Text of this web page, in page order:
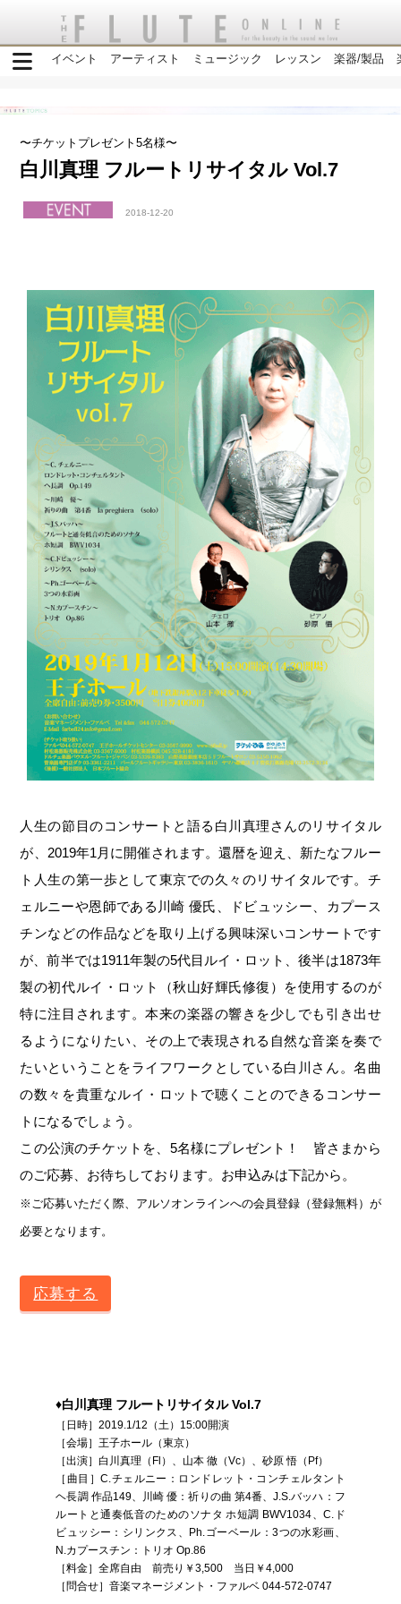
イベント アーティスト ミュージック レッスン 楽器/製品
〜チケットプレゼント5名様〜
白川真理 フルートリサイタル Vol.7
2018-12-20
人生の節目のコンサートと語る白川真理さんのリサイタル
が、2019年1月に開催されます。還暦を迎え、新たなフルー
ト人生の第一歩として東京での久々のリサイタルです。チ
ェルニーや恩師である川崎 優氏、ドビュッシー、カプース
チンなどの作品などを取り上げる興味深いコンサートです
が、前半では1911年製の5代目ルイ・ロット、後半は1873年
製の初代ルイ・ロット（秋山好輝氏修復）を使用するのが
特に注目されます。本来の楽器の響きを少しでも引き出せ
るようになりたい、その上で表現される自然な音楽を奏で
たいということをライフワークとしている白川さん。名曲
の数々を貴重なルイ・ロットで聴くことのできるコンサー
トになるでしょう。
この公演のチケットを、5名様にプレゼント！ 皆さまから
のご応募、お待ちしております。お申込みは下記から。
※ご応募いただく際、アルソオンラインへの会員登録（登録無料）が
必要となります。
応募する
♦白川真理 フルートリサイタル Vol.7
［日時］2019.1/12（土）15:00開演
［会場］王子ホール（東京）
［出演］白川真理（Fl）、山本 徹（Vc）、砂原 悟（Pf）
［曲目］C.チェルニー：ロンドレット・コンチェルタント
ヘ長調 作品149、川崎 優：祈りの曲 第4番、J.S.バッハ：フ
ルートと通奏低音のためのソナタ ホ短調 BWV1034、C.ド
ビュッシー：シリンクス、Ph.ゴーベール：3つの水彩画、
N.カプースチン：トリオ Op.86
［料金］全席自由 前売り￥3,500 当日￥4,000
［問合せ］音楽マネージメント・ファルベ 044-572-0747